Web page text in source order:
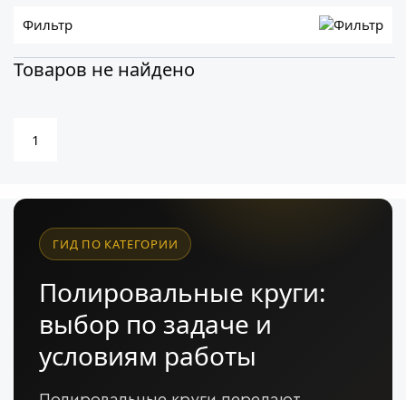
Фильтр
Товаров не найдено
1
ГИД ПО КАТЕГОРИИ
Полировальные круги:
выбор по задаче и
условиям работы